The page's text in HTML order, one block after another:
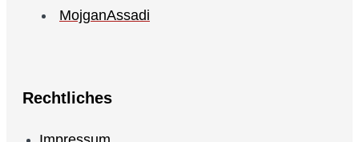
MojganAssadi
Rechtliches